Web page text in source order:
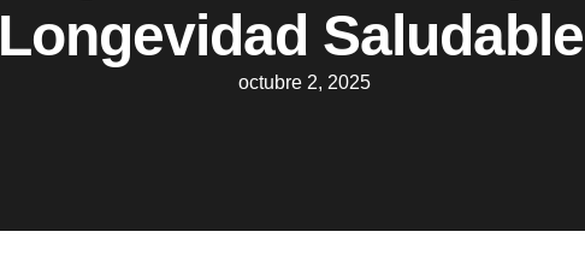
Longevidad Saludable
octubre 2, 2025